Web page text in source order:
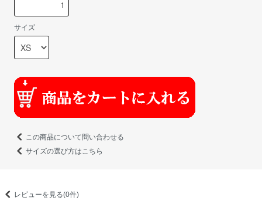
サイズ
この商品について問い合わせる
サイズの選び方はこちら
レビューを見る(0件)